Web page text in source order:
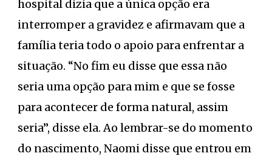
hospital dizia que a única opção era
interromper a gravidez e afirmavam que a
família teria todo o apoio para enfrentar a
situação. “No fim eu disse que essa não
seria uma opção para mim e que se fosse
para acontecer de forma natural, assim
seria”, disse ela. Ao lembrar-se do momento
do nascimento, Naomi disse que entrou em